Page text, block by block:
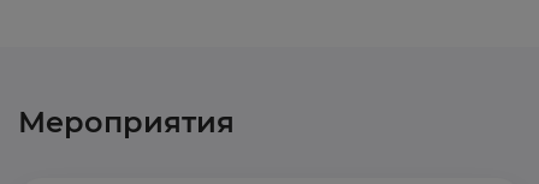
Мероприятия